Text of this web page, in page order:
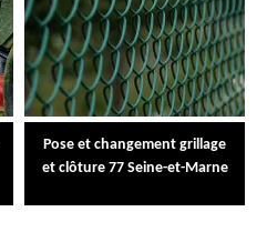
Pose et changement grillage
et clôture 77 Seine-et-Marne